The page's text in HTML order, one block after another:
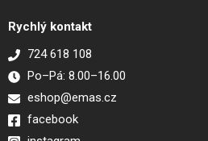
Rychlý kontakt
724 618 108
Po–Pá: 8.00–16.00
eshop@emas.cz
facebook